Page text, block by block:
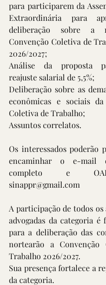
para participarem da
Extraordinária para
deliberação sobre a
Convenção Coletiva de
2026/2027;
Análise da proposta
reajuste salarial de 5,5%;
Deliberação sobre as
econômicas e sociais da
Coletiva de Trabalho;
Assuntos correlatos.
Os interessados poderão
encaminhar o e-mail
sinappr@gmail.com
A participação de todos os
advogadas da categoria é
para a deliberação das
nortearão a Convenção
Trabalho 2026/2027.
Sua presença fortalece a
da categoria.